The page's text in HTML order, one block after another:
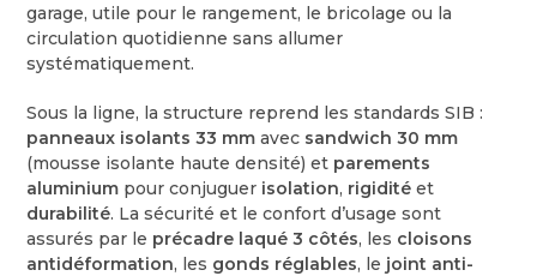
garage, utile pour le rangement, le bricolage ou la
circulation quotidienne sans allumer
systématiquement.
Sous la ligne, la structure reprend les standards SIB :
panneaux isolants 33 mm avec sandwich 30 mm
(mousse isolante haute densité) et parements
aluminium pour conjuguer isolation, rigidité et
durabilité. La sécurité et le confort d’usage sont
assurés par le précadre laqué 3 côtés, les cloisons
antidéformation, les gonds réglables, le joint anti-